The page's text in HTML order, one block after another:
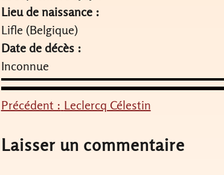
Lieu de naissance :
Lifle (Belgique)
Date de décès :
Inconnue
Navigation
de
Précédent : Leclercq Célestin
Laisser un commentaire